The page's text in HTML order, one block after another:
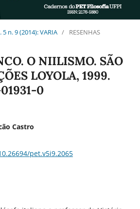
5 n. 9 (2014): VARIA / RESENHAS
O NIILISMO. SÃO
LOYOLA, 1999.
0
Castro
pet.v5i9.2065